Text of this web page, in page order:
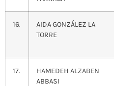
16.
AIDA GONZÁLEZ LA
TORRE
17.
HAMEDEH ALZABEN
ABBASI